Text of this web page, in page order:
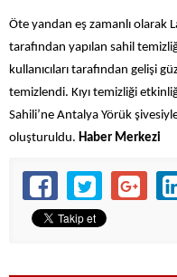
Öte yandan eş zamanlı olarak
tarafından yapılan sahil
kullanıcıları tarafından gelişi
temizlendi. Kıyı temizliği
Sahili’ne Antalya Yörük
oluşturuldu. Haber Merkezi